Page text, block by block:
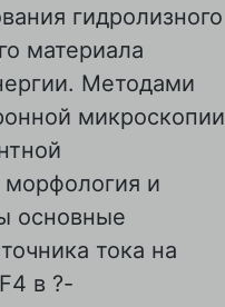
гидролизного
материала
Методами
микроскопии
морфология и
основные
тока на
в ?-